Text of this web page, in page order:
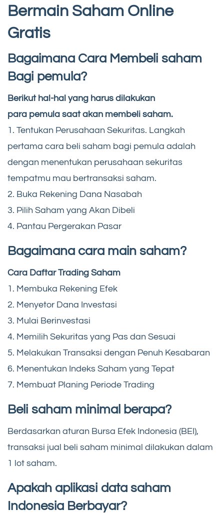
Bermain Saham Online
Gratis
Bagaimana Cara Membeli saham
Bagi pemula?
Berikut hal-hal yang harus dilakukan
para pemula saat akan membeli saham.
1. Tentukan Perusahaan Sekuritas. Langkah
pertama cara beli saham bagi pemula adalah
dengan menentukan perusahaan sekuritas
tempatmu mau bertransaksi saham.
2. Buka Rekening Dana Nasabah
3. Pilih Saham yang Akan Dibeli
4. Pantau Pergerakan Pasar
Bagaimana cara main saham?
Cara Daftar Trading Saham
1. Membuka Rekening Efek
2. Menyetor Dana Investasi
3. Mulai Berinvestasi
4. Memilih Sekuritas yang Pas dan Sesuai
5. Melakukan Transaksi dengan Penuh Kesabaran
6. Menentukan Indeks Saham yang Tepat
7. Membuat Planing Periode Trading
Beli saham minimal berapa?
Berdasarkan aturan Bursa Efek Indonesia (BEI),
transaksi jual beli saham minimal dilakukan dalam
1 lot saham.
Apakah aplikasi data saham
Indonesia Berbayar?